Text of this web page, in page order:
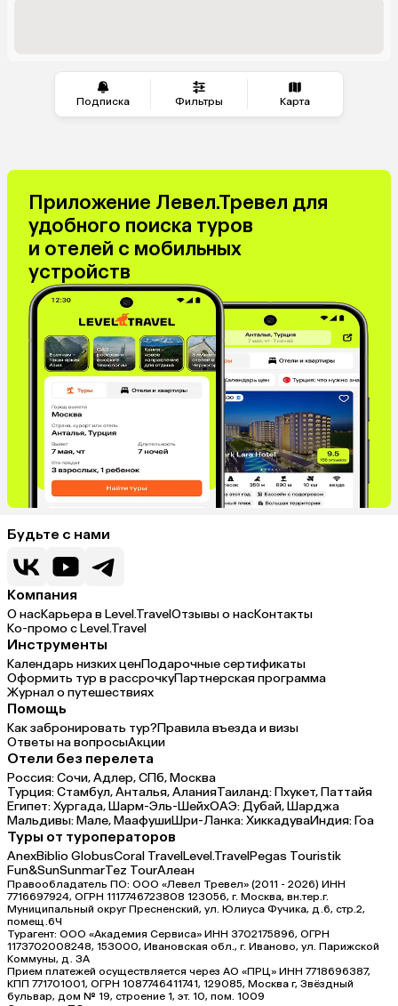
Подписка Фильтры Карта
Приложение Левел.Тревел для
удобного поиска туров
и отелей с мобильных
устройств
Будьте с нами
Компания
О насКарьера в Level.TravelОтзывы о насКонтакты
Ко-промо с Level.Travel
Инструменты
Календарь низких ценПодарочные сертификаты
Оформить тур в рассрочкуПартнерская программа
Журнал о путешествиях
Помощь
Как забронировать тур?Правила въезда и визы
Ответы на вопросыАкции
Отели без перелета
Россия:Сочи,Адлер,СПб,Москва
Турция:Стамбул,Анталья,АланияТаиланд:Пхукет,Паттайя
Египет:Хургада,Шарм-Эль-ШейхОАЭ:Дубай,Шарджа
Мальдивы:Мале,МаафушиШри-Ланка:ХиккадуваИндия:Гоа
Туры от туроператоров
AnexBiblio GlobusCoral TravelLevel.TravelPegas Touristik
Fun&SunSunmarTez TourАлеан
Правообладатель ПО: ООО «Левел Тревел» (2011 - 2026) ИНН
7716697924, ОГРН 1117746723808 123056, г. Москва, вн.тер.г.
Муниципальный округ Пресненский, ул. Юлиуса Фучика, д.6, стр.2,
помещ.6Ч
Турагент: ООО «Академия Сервиса» ИНН 3702175896, ОГРН
1173702008248, 153000, Ивановская обл., г. Иваново, ул. Парижской
Коммуны, д. ЗА
Прием платежей осуществляется через АО «ПРЦ» ИНН 7718696387,
КПП 771701001, ОГРН 1087746411741, 129085, Москва г, Звёздный
бульвар, дом № 19, строение 1, эт. 10, пом. 1009